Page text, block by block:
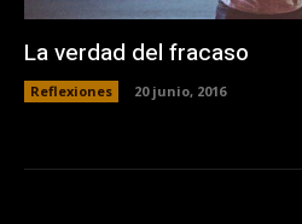
La verdad del fracaso
Reflexiones 20 junio, 2016